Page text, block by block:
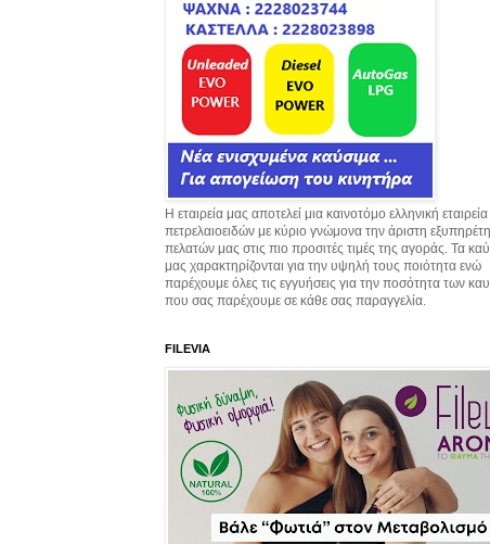
Η εταιρεία μας αποτελεί μια καινοτόμο ελληνική εταιρεία
πετρελαιοειδών με κύριο γνώμονα την άριστη
πελατών μας στις πιο προσιτές τιμές της αγοράς. Τα
μας χαρακτηρίζονται για την υψηλή τους ποιότητα ενώ
παρέχουμε όλες τις εγγυήσεις για την ποσότητα των
που σας παρέχουμε σε κάθε σας παραγγελία.
FILEVIA